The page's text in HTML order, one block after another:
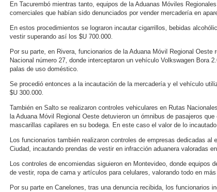
En Tacurembó mientras tanto, equipos de la Aduanas Móviles
comerciales que habían sido denunciados por vender mercadería en
En estos procedimientos se lograron incautar cigarrillos, bebidas
vestir superando así los $U 700.000.
Por su parte, en Rivera, funcionarios de la Aduana Móvil Regional
Nacional número 27, donde interceptaron un vehículo Volkswagen Bora
palas de uso doméstico.
Se procedió entonces a la incautación de la mercadería y el vehículo
$U 300.000.
También en Salto se realizaron controles vehiculares en Rutas
la Aduana Móvil Regional Oeste detuvieron un ómnibus de pasajeros
mascarillas capilares en su bodega. En este caso el valor de lo
Los funcionarios también realizaron controles de empresas dedicadas
Ciudad, incautando prendas de vestir en infracción aduanera valoradas
Los controles de encomiendas siguieron en Montevideo, donde equipos
de vestir, ropa de cama y artículos para celulares, valorando todo en
Por su parte en Canelones, tras una denuncia recibida, los funcionarios